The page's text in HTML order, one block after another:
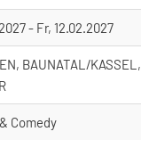
- Fr, 12.02.2027
BAUNATAL/KASSEL,
Comedy